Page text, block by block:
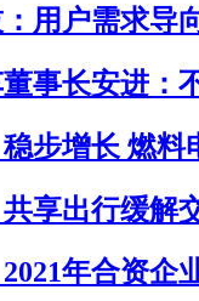
用户需求导
事长安进：
步增长 燃料
享出行缓解
年合资企